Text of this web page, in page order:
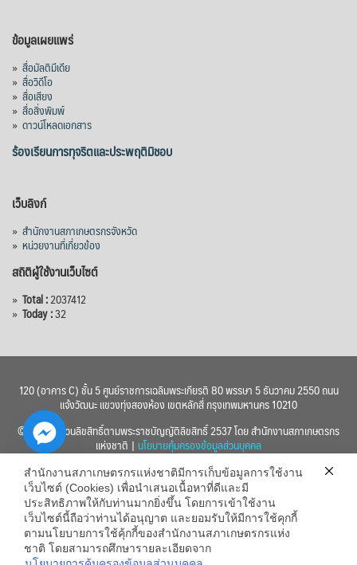
ข้อมูลเผยแพร่
» สื่อมัลติมีเดีย
» สื่อวิดีโอ
» สื่อเสียง
» สื่อสิ่งพิมพ์
» ดาวน์โหลดเอกสาร
ร้องเรียนการทุจริตและประพฤติมิชอบ
เว็บลิงก์
» สำนักงานสภาเกษตรกรจังหวัด
» หน่วยงานที่เกี่ยวข้อง
สถิติผู้ใช้งานเว็บไซต์
» Total :2037412
» Today :32
120 (อาคาร C) ชั้น 5 ศูนย์ราชการเฉลิมพระเกียรติ 80 พรรษา 5 ธันวาคม 2550 ถนน
แจ้งวัฒนะ แขวงทุ่งสองห้อง เขตหลักสี่ กรุงเทพมหานคร 10210
© 2560 สงวนลิขสิทธิ์ตามพระราชบัญญัติลิขสิทธิ์ 2537 โดย สำนักงานสภาเกษตรกร
แห่งชาติ | นโยบายคุ้มครองข้อมูลส่วนบุคคล
สำนักงานสภาเกษตรกรแห่งชาติมีการเก็บข้อมูลการใช้งาน
เว็บไซต์ (Cookies) เพื่อนำเสนอเนื้อหาที่ดีและมี
ประสิทธิภาพให้กับท่านมากยิ่งขึ้น โดยการเข้าใช้งาน
เว็บไซต์นี้ถือว่าท่านได้อนุญาต และยอมรับให้มีการใช้คุกกี้
ตามนโยบายการใช้คุ้กกี้ของสำนักงานสภาเกษตรกรแห่ง
ชาติ โดยสามารถศึกษารายละเอียดจาก
Hide
chaty